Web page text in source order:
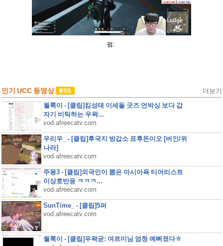
펌:
인기 UCC 동영상 더보기
월룩이 - [클립]킴성태 이세돌 굿즈 언박싱 보다 갑
자기 비틱하는 우왁...
vod.afreecatv.com
우리우_ - [클립]후국지 방갑소 표후돈이오 [버인/위
나라]
vod.afreecatv.com
주몽3 - [클립]외국인이 뽑은 아시아욕 티어리스트
이상호반응 ㅋㅋㅋ...
vod.afreecatv.com
SunTime_ - [클립]5퍼
vod.afreecatv.com
월룩이 - [클립]우왁굳: 여르미님 엄청 예뻐졌다ㅎ